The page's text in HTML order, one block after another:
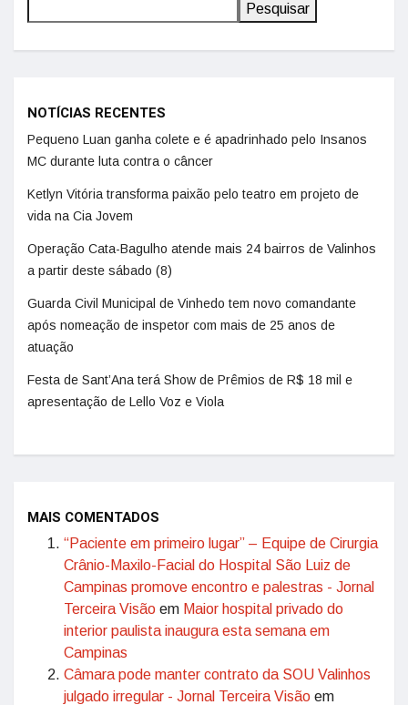
Pesquisar
NOTÍCIAS RECENTES
Pequeno Luan ganha colete e é apadrinhado pelo Insanos
MC durante luta contra o câncer
Ketlyn Vitória transforma paixão pelo teatro em projeto de
vida na Cia Jovem
Operação Cata-Bagulho atende mais 24 bairros de Valinhos
a partir deste sábado (8)
Guarda Civil Municipal de Vinhedo tem novo comandante
após nomeação de inspetor com mais de 25 anos de
atuação
Festa de Sant’Ana terá Show de Prêmios de R$ 18 mil e
apresentação de Lello Voz e Viola
MAIS COMENTADOS
“Paciente em primeiro lugar” – Equipe de Cirurgia
Crânio-Maxilo-Facial do Hospital São Luiz de
Campinas promove encontro e palestras - Jornal
Terceira Visão em Maior hospital privado do
interior paulista inaugura esta semana em
Campinas
Câmara pode manter contrato da SOU Valinhos
julgado irregular - Jornal Terceira Visão em